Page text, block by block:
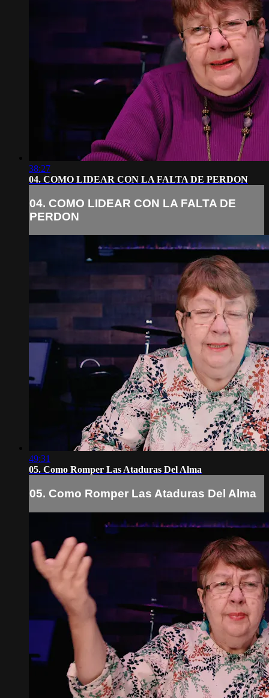
38:27
04. COMO LIDEAR CON LA FALTA DE PERDON
04. COMO LIDEAR CON LA FALTA DE
PERDON
49:31
05. Como Romper Las Ataduras Del Alma
05. Como Romper Las Ataduras Del Alma